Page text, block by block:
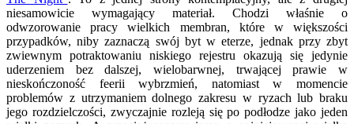
niesamowicie wymagający materiał. Chodzi właśnie o
odwzorowanie pracy wielkich membran, które w większości
przypadków, niby zaznaczą swój byt w eterze, jednak przy zbyt
zwiewnym potraktowaniu niskiego rejestru okazują się jedynie
uderzeniem bez dalszej, wielobarwnej, trwającej prawie w
nieskończoność feerii wybrzmień, natomiast w momencie
problemów z utrzymaniem dolnego zakresu w ryzach lub braku
jego rozdzielczości, zwyczajnie rozleją się po podłodze jako jeden